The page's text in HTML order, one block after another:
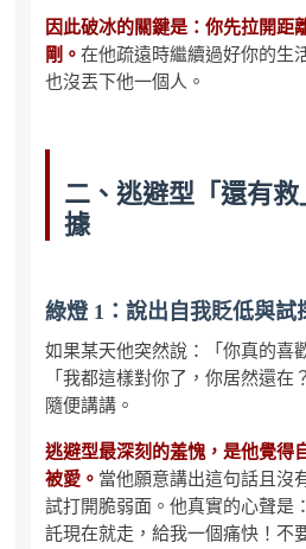
因此破冰的關鍵是：你先拉開距
剛。在他疏遠時繼續過好你的生
也沒丟下他一個人。
二、逃避型「還有
據
綠燈 1：說出自我貶低與試
如果某天他突然說：「你真的喜
「我都這樣對你了，你居然還在
隨便講講。
逃避型最深刻的羞愧，是他覺得
被愛。 當他願意講出這句話且沒
試打開脆弱面。他真實的心聲是
託現在就走，給我一個痛快！不